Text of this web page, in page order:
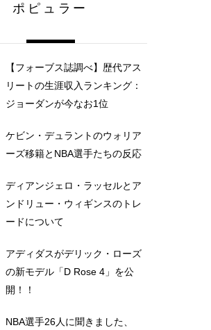
ポピュラー
【フォーブス誌調べ】歴代アス
リートの生涯収入ランキング：
ジョーダンが今なお1位
ケビン・デュラントのウォリア
ーズ移籍とNBA選手たちの反応
ディアンジェロ・ラッセルとア
ンドリュー・ウィギンスのトレ
ードについて
アディダスがデリック・ローズ
の新モデル「D Rose 4」を公
開！！
NBA選手26人に聞きました、